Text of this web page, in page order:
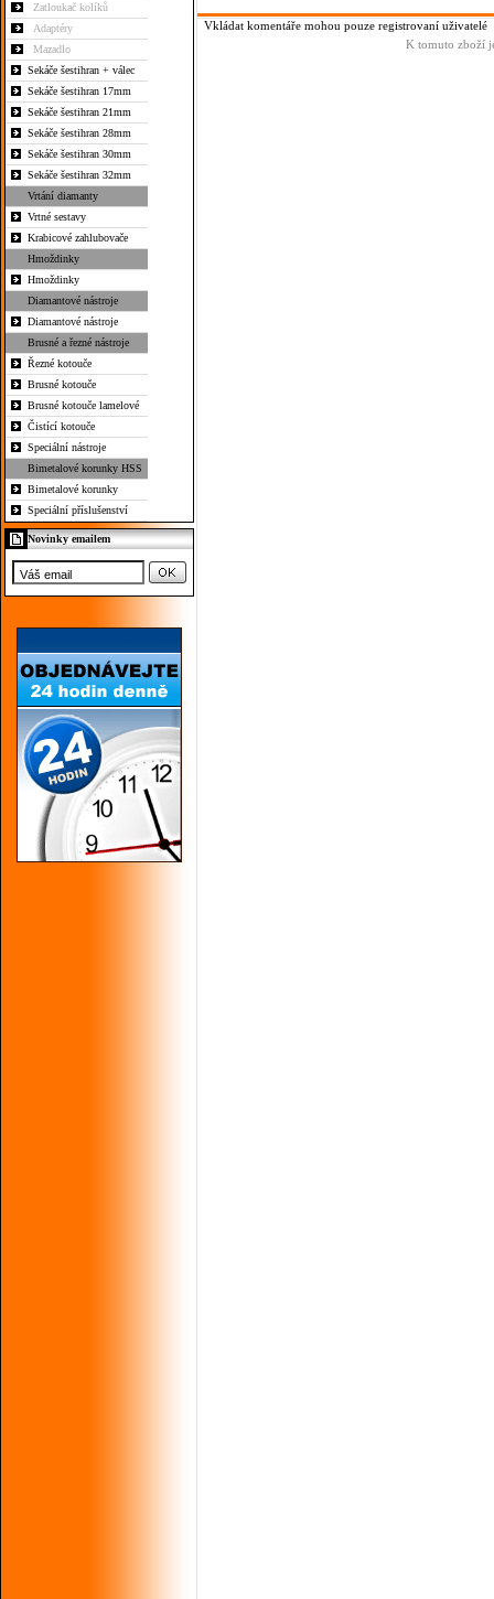
Zatloukač kolíků
Adaptéry
Mazadlo
Sekáče šestihran + válec
Sekáče šestihran 17mm
Sekáče šestihran 21mm
Sekáče šestihran 28mm
Sekáče šestihran 30mm
Sekáče šestihran 32mm
Vrtání diamanty
Vrtné sestavy
Krabicové zahlubovače
Hmoždinky
Hmoždinky
Diamantové nástroje
Diamantové nástroje
Brusné a řezné nástroje
Řezné kotouče
Brusné kotouče
Brusné kotouče lamelové
Čistící kotouče
Speciální nástroje
Bimetalové korunky HSS
Bimetalové korunky
Speciální příslušenství
Novinky emailem
Vkládat komentáře mohou pouze registrovaní uživatelé
K tomuto zboží